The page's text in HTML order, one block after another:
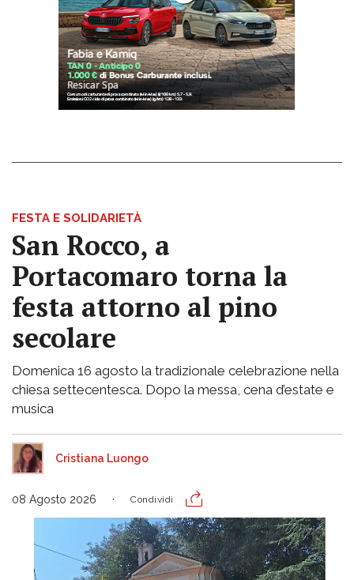
FESTA E SOLIDARIETÀ
San Rocco, a
Portacomaro torna la
festa attorno al pino
secolare
Domenica 16 agosto la tradizionale celebrazione nella
chiesa settecentesca. Dopo la messa, cena d’estate e
musica
Cristiana Luongo
08 Agosto 2026 Condividi